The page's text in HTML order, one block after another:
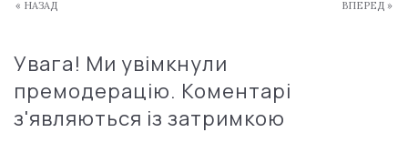
« НАЗАД ВПЕРЕД »
Увага! Ми увімкнули
премодерацію. Коментарі
з'являються із затримкою